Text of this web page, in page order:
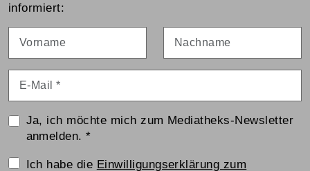
informiert:
Ja, ich möchte mich zum Mediatheks-Newsletter
anmelden.*
Einwilligungserklärung
Ich habe die Einwilligungserklärung zum